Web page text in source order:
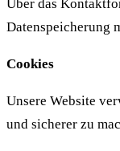
Über das
Datenspeicherung
Cookies
Unsere Website
und sicherer zu